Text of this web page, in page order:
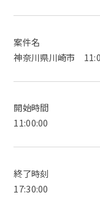
案件名
神奈川県川崎市
開始時間
11:00:00
終了時刻
17:30:00